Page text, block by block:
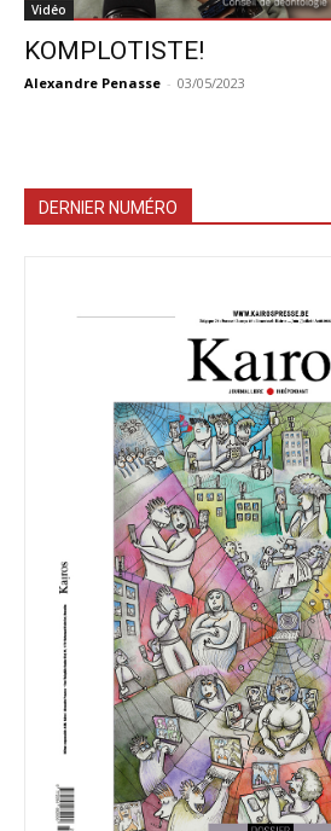
Vidéo
KOMPLOTISTE!
Alexandre Penasse - 03/05/2023
DERNIER NUMÉRO